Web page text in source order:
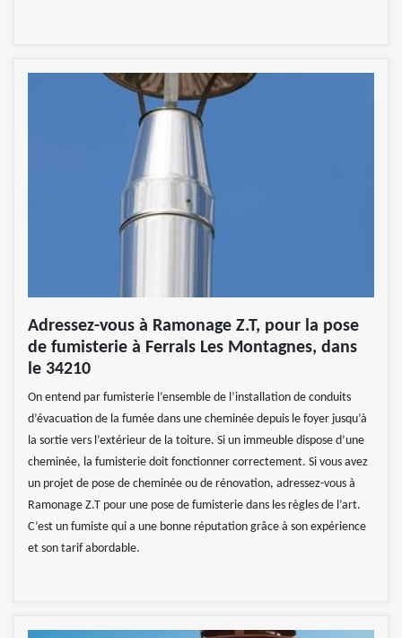
Adressez-vous à Ramonage Z.T, pour la pose
de fumisterie à Ferrals Les Montagnes, dans
le 34210
On entend par fumisterie l’ensemble de l’installation de conduits
d’évacuation de la fumée dans une cheminée depuis le foyer jusqu’à
la sortie vers l’extérieur de la toiture. Si un immeuble dispose d’une
cheminée, la fumisterie doit fonctionner correctement. Si vous avez
un projet de pose de cheminée ou de rénovation, adressez-vous à
Ramonage Z.T pour une pose de fumisterie dans les règles de l’art.
C’est un fumiste qui a une bonne réputation grâce à son expérience
et son tarif abordable.